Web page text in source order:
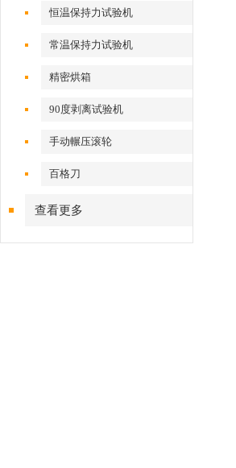
恒温保持力试验机
常温保持力试验机
精密烘箱
90度剥离试验机
手动輾压滚轮
百格刀
查看更多